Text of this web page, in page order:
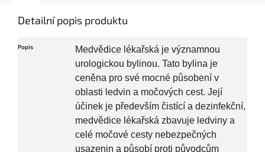
Detailní popis produktu
Popis
Medvědice lékařská je významnou
urologickou bylinou. Tato bylina je
ceněna pro své mocné působení v
oblasti ledvin a močových cest. Její
účinek je především čistící a dezinfekční,
medvědice lékařská zbavuje ledviny a
celé močové cesty nebezpečných
usazenin a působí proti původcům